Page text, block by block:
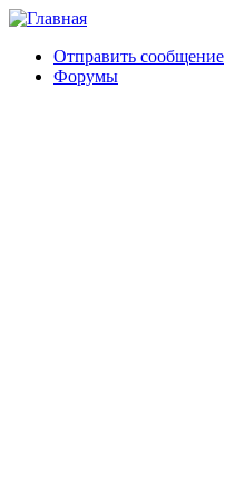
Отправить сообщение
Форумы